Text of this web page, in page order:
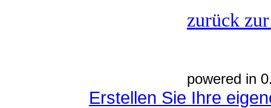
zurück
powered in
Erstellen Sie Ihre